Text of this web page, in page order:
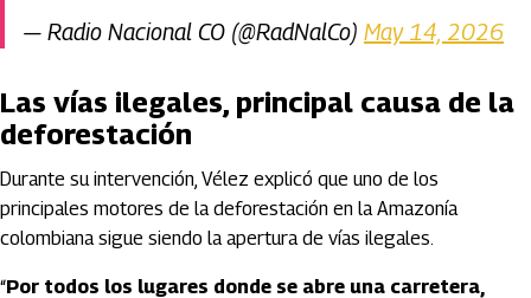
— Radio Nacional CO (@RadNalCo) May 14, 2026
Las vías ilegales, principal causa de la
deforestación
Durante su intervención, Vélez explicó que uno de los
principales motores de la deforestación en la Amazonía
colombiana sigue siendo la apertura de vías ilegales.
“Por todos los lugares donde se abre una carretera,